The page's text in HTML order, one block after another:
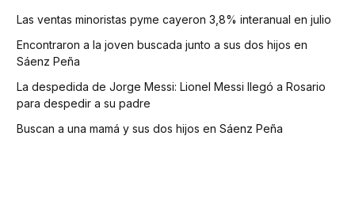
Las ventas minoristas pyme cayeron 3,8% interanual en julio
Encontraron a la joven buscada junto a sus dos hijos en
Sáenz Peña
La despedida de Jorge Messi: Lionel Messi llegó a Rosario
para despedir a su padre
Buscan a una mamá y sus dos hijos en Sáenz Peña